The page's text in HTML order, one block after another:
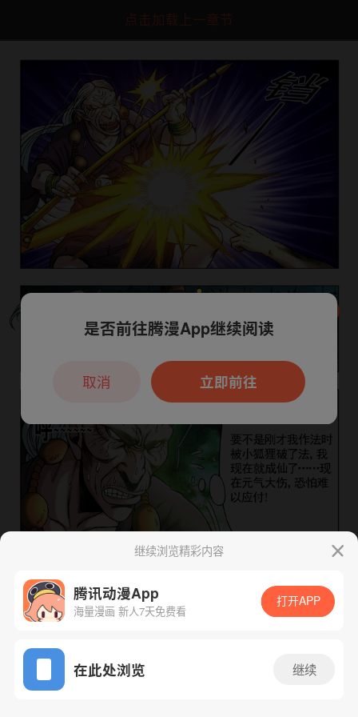
点击加载上一章节
App免费看
下一话 腾漫App免费看
继续浏览精彩内容
腾讯动漫App
海量漫画 新人7天免费看
打开APP
在此处浏览 继续
本章节仅支持App阅读，可打开App新用
户7天免费看
是否前往腾漫App继续阅读
立即前往
取消